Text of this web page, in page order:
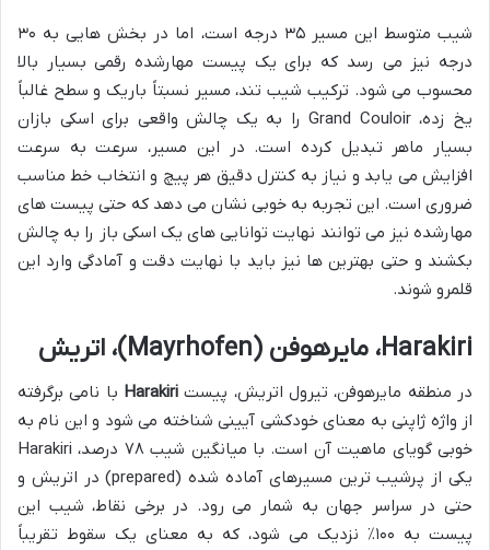
شیب متوسط این مسیر ۳۵ درجه است، اما در بخش هایی به ۳۰
درجه نیز می رسد که برای یک پیست مهارشده رقمی بسیار بالا
محسوب می شود. ترکیب شیب تند، مسیر نسبتاً باریک و سطح غالباً
یخ زده، Grand Couloir را به یک چالش واقعی برای اسکی بازان
بسیار ماهر تبدیل کرده است. در این مسیر، سرعت به سرعت
افزایش می یابد و نیاز به کنترل دقیق هر پیچ و انتخاب خط مناسب
ضروری است. این تجربه به خوبی نشان می دهد که حتی پیست های
مهارشده نیز می توانند نهایت توانایی های یک اسکی باز را به چالش
بکشند و حتی بهترین ها نیز باید با نهایت دقت و آمادگی وارد این
قلمرو شوند.
Harakiri، مایرهوفن (Mayrhofen)، اتریش
در منطقه مایرهوفن، تیرول اتریش، پیست Harakiri با نامی برگرفته
از واژه ژاپنی به معنای خودکشی آیینی شناخته می شود و این نام به
خوبی گویای ماهیت آن است. با میانگین شیب ۷۸ درصد، Harakiri
یکی از پرشیب ترین مسیرهای آماده شده (prepared) در اتریش و
حتی در سراسر جهان به شمار می رود. در برخی نقاط، شیب این
پیست به ۱۰۰٪ نزدیک می شود، که به معنای یک سقوط تقریباً